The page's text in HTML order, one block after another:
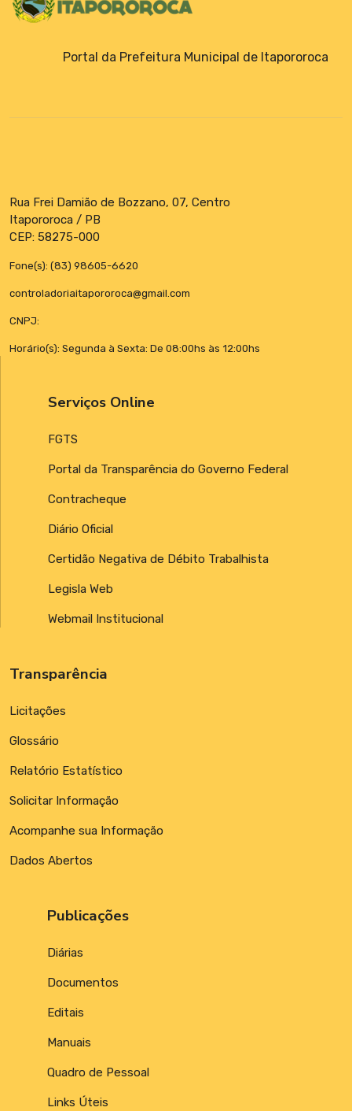
Portal da Prefeitura Municipal de Itapororoca
Rua Frei Damião de Bozzano, 07, Centro
Itapororoca / PB
CEP: 58275-000
Fone(s): (83) 98605-6620
controladoriaitapororoca@gmail.com
CNPJ:
Horário(s): Segunda à Sexta: De 08:00hs às 12:00hs
Serviços Online
FGTS
Portal da Transparência do Governo Federal
Contracheque
Diário Oficial
Certidão Negativa de Débito Trabalhista
Legisla Web
Webmail Institucional
Transparência
Licitações
Glossário
Relatório Estatístico
Solicitar Informação
Acompanhe sua Informação
Dados Abertos
Publicações
Diárias
Documentos
Editais
Manuais
Quadro de Pessoal
Links Úteis